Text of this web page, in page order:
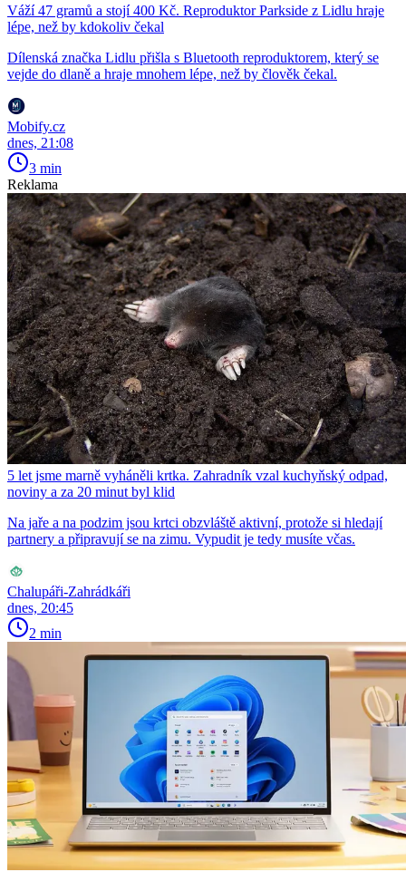
Váží 47 gramů a stojí 400 Kč. Reproduktor Parkside z Lidlu hraje
lépe, než by kdokoliv čekal
Dílenská značka Lidlu přišla s Bluetooth reproduktorem, který se
vejde do dlaně a hraje mnohem lépe, než by člověk čekal.
Mobify.cz
dnes, 21:08
3 min
Reklama
5 let jsme marně vyháněli krtka. Zahradník vzal kuchyňský odpad,
noviny a za 20 minut byl klid
Na jaře a na podzim jsou krtci obzvláště aktivní, protože si hledají
partnery a připravují se na zimu. Vypudit je tedy musíte včas.
Chalupáři-Zahrádkáři
dnes, 20:45
2 min